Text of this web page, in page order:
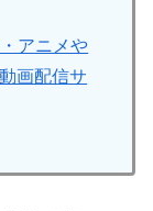
アニメや
画配信サ